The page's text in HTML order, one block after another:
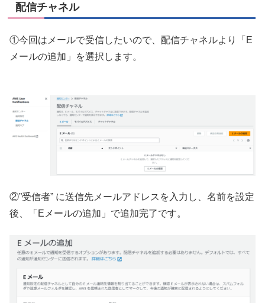
配信チャネル
①今回はメールで受信したいので、配信チャネルより「E
メールの追加」を選択します。
②”受信者” に送信先メールアドレスを入力し、名前を設定
後、「Eメールの追加」で追加完了です。